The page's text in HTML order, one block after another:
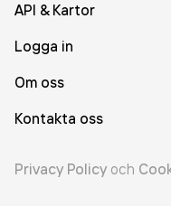
API & Kartor
Logga in
Om oss
Kontakta oss
Privacy Policy och